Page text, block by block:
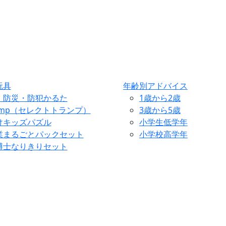
具
災・防犯かるた
（セレクトトランプ）
キッズパズル
るごとパックセット
なりきりセット
年齢別アドバイス
1歳から2歳
3歳から5歳
小学生低学年
小学校高学年